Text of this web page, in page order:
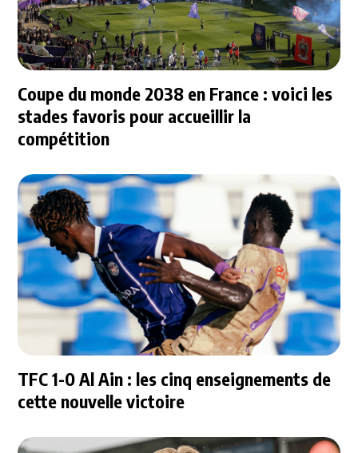
Coupe du monde 2038 en France : voici les
stades favoris pour accueillir la
compétition
TFC 1-0 Al Ain : les cinq enseignements de
cette nouvelle victoire